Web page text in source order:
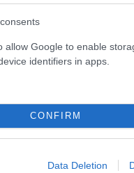
allow Google to enable
identifiers in apps.
CONFIRM
Data Deletion